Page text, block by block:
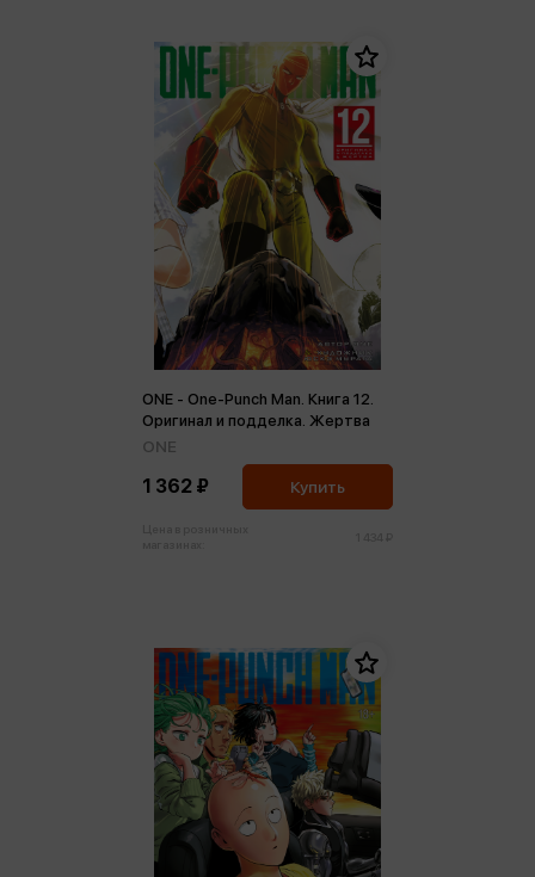
ONE - One-Punch Man. Книга 12.
Оригинал и подделка. Жертва
ONE
1 362 ₽ Купить